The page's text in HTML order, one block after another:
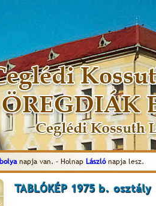
Ibolyanapja van. - Holnap Lászlónapja lesz.
TABLÓKÉP 1975 b. osztály